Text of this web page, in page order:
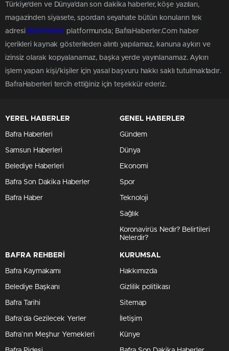
Türkiye'den ve Dünya’dan son dakika haberler, köşe yazıları,
magazinden siyasete, spordan seyahate bütün konuların tek
adresi BafraHaber platformunda; BafraHaberler.Com haber
içerikleri kaynak gösterileden alıntı yapılamaz, kanuna aykırı ve
izinsiz olarak kopyalanamaz, başka yerde yayınlanamaz. Aykırı
işlem yapan kişi/kişiler için yasal başvuru hakkı saklı tutulmaktadır.
BafraHaberleri tercih ettiğiniz için teşekkür ederiz.
YEREL HABERLER
Bafra Haberleri
Samsun Haberleri
Belediye Haberleri
Bafra Son Dakika Haberler
Bafra Haber
GENEL HABERLER
Gündem
Dünya
Ekonomi
Spor
Teknoloji
Sağlık
Koronavirüs Nedir? Belirtileri
Nelerdir?
BAFRA REHBERİ
Bafra Kaymakamı
Belediye Başkanı
Bafra Tarihi
Bafra`da Gezilecek Yerler
Bafra`nın Meşhur Yemekleri
KURUMSAL
Hakkımızda
Gizlilik politikası
Sitemap
İletişim
Künye